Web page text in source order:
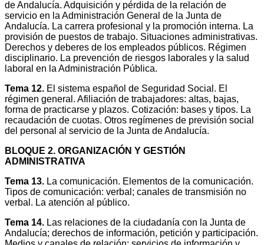
de Andalucía. Adquisición y pérdida de la relación de
servicio en la Administración General de la Junta de
Andalucía. La carrera profesional y la promoción interna. La
provisión de puestos de trabajo. Situaciones administrativas.
Derechos y deberes de los empleados públicos. Régimen
disciplinario. La prevención de riesgos laborales y la salud
laboral en la Administración Pública.
Tema 12. El sistema español de Seguridad Social. El
régimen general. Afiliación de trabajadores: altas, bajas,
forma de practicarse y plazos. Cotización: bases y tipos. La
recaudación de cuotas. Otros regímenes de previsión social
del personal al servicio de la Junta de Andalucía.
BLOQUE 2. ORGANIZACIÓN Y GESTIÓN
ADMINISTRATIVA
Tema 13. La comunicación. Elementos de la comunicación.
Tipos de comunicación: verbal; canales de transmisión no
verbal. La atención al público.
Tema 14. Las relaciones de la ciudadanía con la Junta de
Andalucía; derechos de información, petición y participación.